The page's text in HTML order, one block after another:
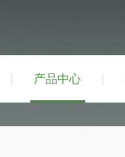
产品中心